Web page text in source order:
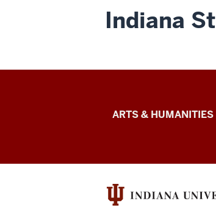
Indiana
Arts
Futures
ARTS & HUMANITIES